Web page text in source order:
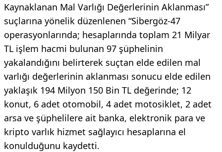
Kaynaklanan Mal Varlığı Değerlerinin Aklanması”
suçlarına yönelik düzenlenen “Sibergöz-47
operasyonlarında; hesaplarında toplam 21 Milyar
TL işlem hacmi bulunan 97 şüphelinin
yakalandığını belirterek suçtan elde edilen mal
varlığı değerlerinin aklanması sonucu elde edilen
yaklaşık 194 Milyon 150 Bin TL değerinde; 12
konut, 6 adet otomobil, 4 adet motosiklet, 2 adet
arsa ve şüphelilere ait banka, elektronik para ve
kripto varlık hizmet sağlayıcı hesaplarına el
konulduğunu kaydetti.